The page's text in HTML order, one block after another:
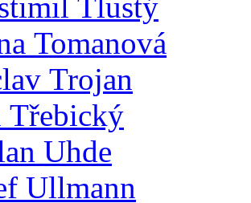
Tlustý
Tomanová
Trojan
Třebický
Uhde
Ullmann